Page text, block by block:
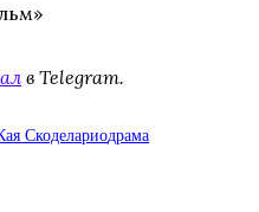
в Telegram.
Скоделариодрама